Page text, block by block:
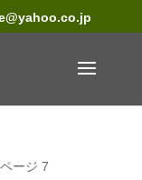
ージ 7